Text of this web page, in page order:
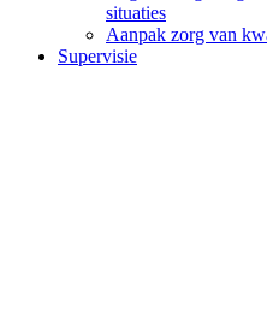
situaties
Aanpak zorg van
Supervisie